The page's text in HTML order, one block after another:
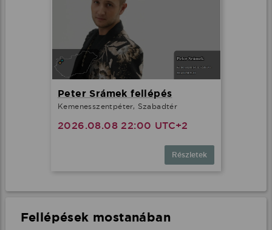
Peter Srámek fellépés
Kemenesszentpéter, Szabadtér
2026.08.08 22:00 UTC+2
Részletek
Fellépések mostanában
Ez az oldal cookie-kat használ
Adatainak biztonsága fontos számunkra
Weboldalunk a felhasználói élmény növelése, a
érdekében cookie-kat használ.